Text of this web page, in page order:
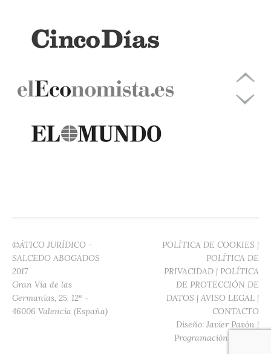
©ÁTICO JURÍDICO -
SALCEDO ABOGADOS
2017
Gran Vía de las
Germanías, 25. 12ª -
46006 Valencia (España)
POLÍTICA DE COOKIES |
POLÍTICA DE
PRIVACIDAD | POLÍTICA
DE PROTECCIÓN DE
DATOS | AVISO LEGAL |
CONTACTO
Diseño: Javier Pavón |
Programación: